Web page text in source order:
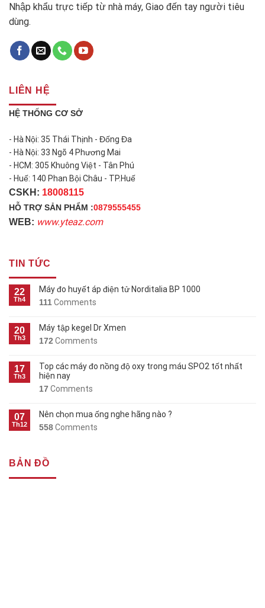
Nhập khẩu trực tiếp từ nhà máy, Giao đến tay người tiêu
dùng.
LIÊN HỆ
HỆ THỐNG CƠ SỞ
- Hà Nội: 35 Thái Thịnh - Đống Đa
- Hà Nội: 33 Ngõ 4 Phương Mai
- HCM: 305 Khuông Việt - Tân Phú
- Huế: 140 Phan Bội Châu - TP.Huế
CSKH: 18008115
HỖ TRỢ SẢN PHẨM :0879555455
WEB: www.yteaz.com
TIN TỨC
22
Th4
Máy đo huyết áp điện tử Norditalia BP 1000
111Comments
20
Th3
Máy tập kegel Dr Xmen
172Comments
17
Th3
Top các máy đo nồng độ oxy trong máu SPO2 tốt nhất
hiện nay
17Comments
07
Th12
Nên chọn mua ống nghe hãng nào ?
558Comments
BẢN ĐỒ